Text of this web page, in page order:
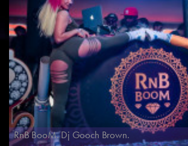
RnB BooM. Dj Gooch Brown.